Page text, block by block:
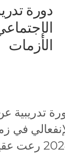
دورة
الأزمات
تدريبية
2024